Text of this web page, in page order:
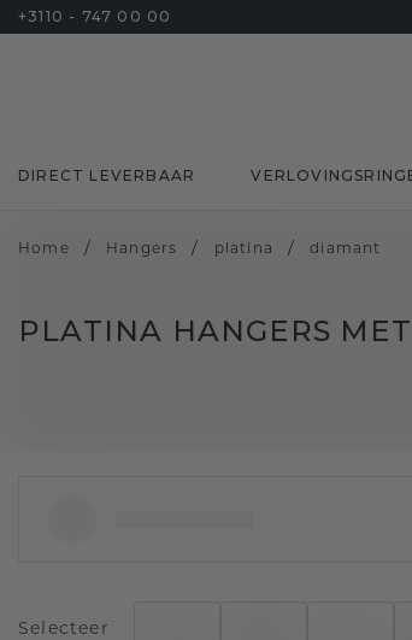
+3110 - 747 00 00
DIRECT LEVERBAAR
Home / Hangers / platina / diamant
PLATINA HANGERS
Selecteer